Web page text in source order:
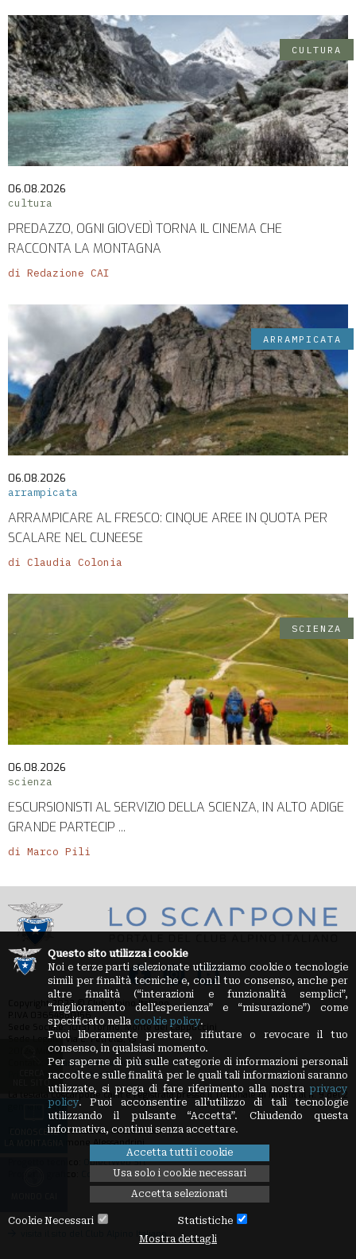
CULTURA
06.08.2026
cultura
PREDAZZO, OGNI GIOVEDÌ TORNA IL CINEMA CHE
RACCONTA LA MONTAGNA
di Redazione CAI
ARRAMPICATA
06.08.2026
arrampicata
ARRAMPICARE AL FRESCO: CINQUE AREE IN QUOTA PER
SCALARE NEL CUNEESE
di Claudia Colonia
SCIENZA
06.08.2026
scienza
ESCURSIONISTI AL SERVIZIO DELLA SCIENZA, IN ALTO ADIGE
GRANDE PARTECIP ...
di Marco Pili
Copyright 2023 © Club Alpino Italiano
P.IVA 03654880156
Sede Sociale: 10131 Torino, Monte dei Cappuccini
Sede Legale: Via E. Petrella, 19
20124 Milano
loscarpone.redazione@cai.it
Privacy Policy-Cookie Policy
La testata Loscarpone.cai.it è registrata presso il Tribunale di Milano al n. 9 del 2
gennaio 2012
Direttore Responsabile: Guido Sassi
Redazione: Simone Alessandrini
ObjectWeb Srl
Condivisa Srl
visita il sito del Club Alpino Italiano
CONOSCERE
Questo sito utilizza i cookie
Noi e terze parti selezionate utilizziamo cookie o tecnologie
simili per finalità tecniche e, con il tuo consenso, anche per
altre finalità (“interazioni e funzionalità semplici”,
“miglioramento dell'esperienza” e “misurazione”) come
specificato nella cookie policy.
Puoi liberamente prestare, rifiutare o revocare il tuo
consenso, in qualsiasi momento.
Per saperne di più sulle categorie di informazioni personali
raccolte e sulle finalità per le quali tali informazioni saranno
utilizzate, si prega di fare riferimento alla nostra privacy
policy. Puoi acconsentire all’utilizzo di tali tecnologie
utilizzando il pulsante “Accetta”. Chiudendo questa
informativa, continui senza accettare.
Accetta tutti i cookie
Usa solo i cookie necessari
Accetta selezionati
Cookie Necessari
Statistiche
Mostra dettagli